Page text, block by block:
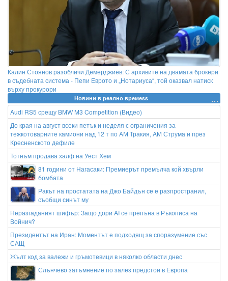
Калин Стоянов разобличи Демерджиев: С архивите на двамата брокери
в съдебната система - Пепи Еврото и „Нотариуса“, той оказвал натиск
върху прокурори
Новини в реално времеss
Audi RS5 срещу BMW M3 Competition (Видео)
До края на август всеки петък и неделя с ограничения за
тежкотоварните камиони над 12 т по АМ Тракия, АМ Струма и през
Кресненското дефиле
Тотнъм продава халф на Уест Хем
81 години от Нагасаки: Премиерът премълча кой хвърли
бомбата
Ракът на простатата на Джо Байдън се е разпространил,
съобщи синът му
Неразгаданият шифър: Защо дори AI се препъна в Ръкописа на
Войнич?
Президентът на Иран: Моментът е подходящ за споразумение със
САЩ
Жълт код за валежи и гръмотевици в няколко области днес
Слънчево затъмнение по залез предстои в Европа